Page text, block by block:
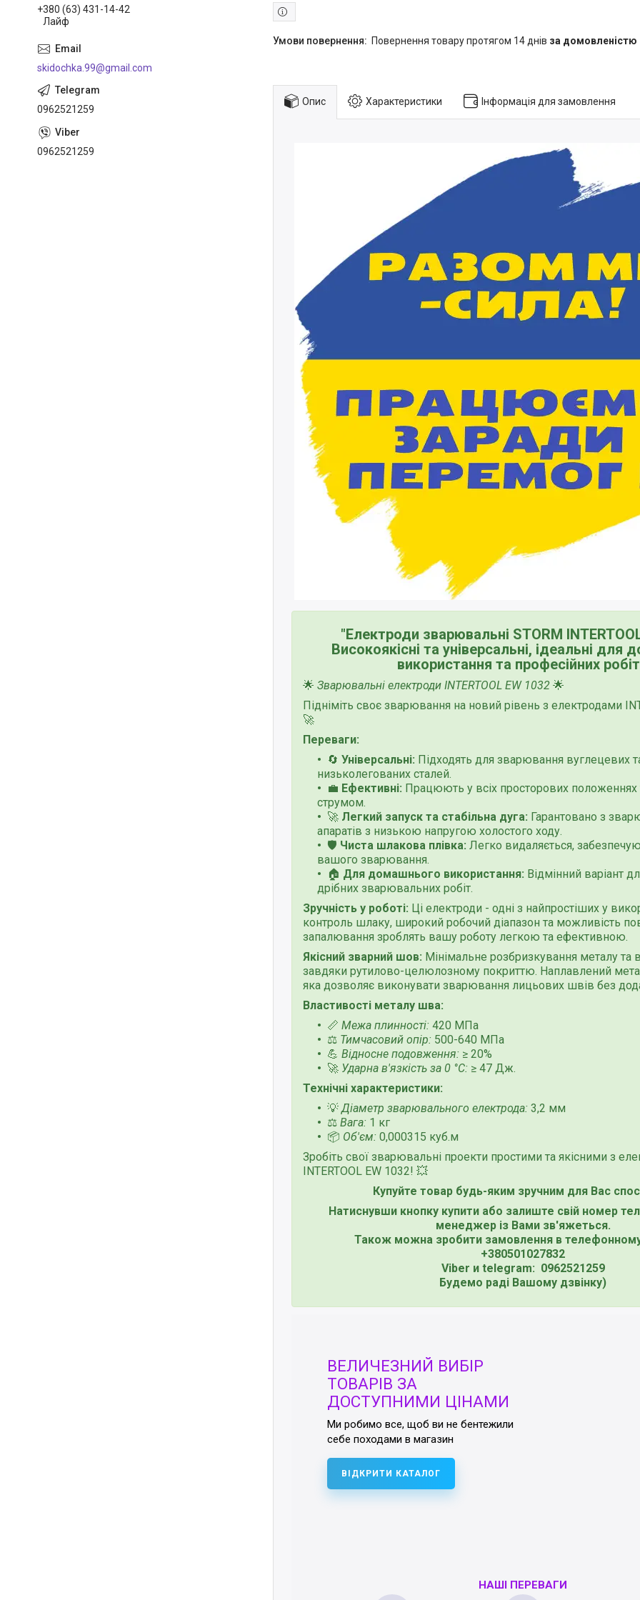
повернення товару протягом 14 днів за домовленістю
Опис Характеристики Інформація для замовлення
"Електроди зварювальні STORM
Високоякісні та універсальні, ідеальні для
використання та професійних
🌟 Зварювальні електроди INTERTOOL EW 1032 🌟
Підніміть своє зварювання на новий рівень з електродами
🚀
Переваги:
🔄 Універсальні: Підходять для зварювання вуглецевих
низьколегованих сталей.
💼 Ефективні: Працюють у всіх просторових положеннях
струмом.
🚀 Легкий запуск та стабільна дуга: Гарантовано з
апаратів з низькою напругою холостого ходу.
🛡️ Чиста шлакова плівка: Легко видаляється,
вашого зварювання.
🏠 Для домашнього використання: Відмінний варіант
дрібних зварювальних робіт.
Зручність у роботі: Ці електроди - одні з найпростіших у
контроль шлаку, широкий робочий діапазон та можливість
запалювання зроблять вашу роботу легкою та ефективною.
Якісний зварний шов: Мінімальне розбризкування металу та
завдяки рутилово-целюлозному покриттю. Наплавлений
яка дозволяє виконувати зварювання лицьових швів без
Властивості металу шва:
📏 Межа плинності: 420 МПа
⚖️ Тимчасовий опір: 500-640 МПа
💪 Відносне подовження: ≥ 20%
🚀 Ударна в'язкість за 0 °С: ≥ 47 Дж.
Технічні характеристики:
💡 Діаметр зварювального електрода: 3,2 мм
⚖️ Вага: 1 кг
📦 Об'єм: 0,000315 куб.м
Зробіть свої зварювальні проекти простими та якісними з
INTERTOOL EW 1032! 💥
Купуйте товар будь-яким зручним для Вас
Натиснувши кнопку купити або залиште свій номер
менеджер із Вами зв'яжеться.
Також можна зробити замовлення в
+380501027832
Viber и telegram: 0962521259
Будемо раді Вашому дзвінку)
ВЕЛИЧЕЗНИЙ ВИБІР
ТОВАРІВ ЗА
ДОСТУПНИМИ ЦІНАМИ
Ми робимо все, щоб ви не бентежили
себе походами в магазин
ВІДКРИТИ КАТАЛОГ
НАШІ ПЕРЕВАГИ
+380 (63) 431-14-42
Лайф
skidochka.99@gmail.com
0962521259
0962521259